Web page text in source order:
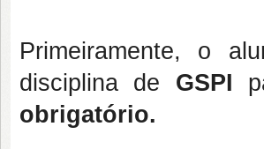
Primeiramente, o
disciplina de GSPI
obrigatório.